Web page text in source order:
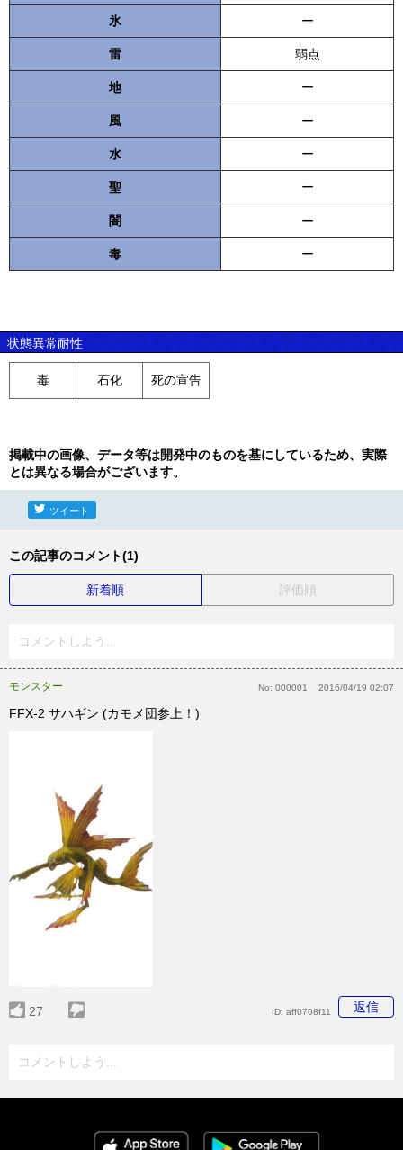
氷 ー
雷 弱点
地 ー
風 ー
水 ー
聖 ー
闇 ー
毒 ー
状態異常耐性
毒 石化 死の宣告
掲載中の画像、データ等は開発中のものを基にしているため、実際
とは異なる場合がございます。
ツイート
この記事のコメント(1)
新着順 評価順
コメントしよう...
モンスター No: 000001 2016/04/19 02:07
FFX-2 サハギン (カモメ団参上！)
27 返信
ID: aff0708f11
コメントしよう...